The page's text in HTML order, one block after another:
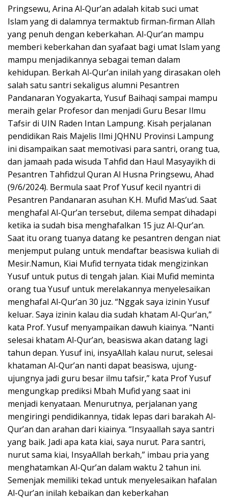
Pringsewu, Arina Al-Qur’an adalah kitab suci umat
Islam yang di dalamnya termaktub firman-firman Allah
yang penuh dengan keberkahan. Al-Qur’an mampu
memberi keberkahan dan syafaat bagi umat Islam yang
mampu menjadikannya sebagai teman dalam
kehidupan. Berkah Al-Qur’an inilah yang dirasakan oleh
salah satu santri sekaligus alumni Pesantren
Pandanaran Yogyakarta, Yusuf Baihaqi sampai mampu
meraih gelar Profesor dan menjadi Guru Besar Ilmu
Tafsir di UIN Raden Intan Lampung. Kisah perjalanan
pendidikan Rais Majelis Ilmi JQHNU Provinsi Lampung
ini disampaikan saat memotivasi para santri, orang tua,
dan jamaah pada wisuda Tahfid dan Haul Masyayikh di
Pesantren Tahfidzul Quran Al Husna Pringsewu, Ahad
(9/6/2024). Bermula saat Prof Yusuf kecil nyantri di
Pesantren Pandanaran asuhan K.H. Mufid Mas’ud. Saat
menghafal Al-Qur’an tersebut, dilema sempat dihadapi
ketika ia sudah bisa menghafalkan 15 juz Al-Qur’an.
Saat itu orang tuanya datang ke pesantren dengan niat
menjemput pulang untuk mendaftar beasiswa kuliah di
Mesir.Namun, Kiai Mufid ternyata tidak mengizinkan
Yusuf untuk putus di tengah jalan. Kiai Mufid meminta
orang tua Yusuf untuk merelakannya menyelesaikan
menghafal Al-Qur’an 30 juz. “Nggak saya izinin Yusuf
keluar. Saya izinin kalau dia sudah khatam Al-Qur’an,”
kata Prof. Yusuf menyampaikan dawuh kiainya. “Nanti
selesai khatam Al-Qur’an, beasiswa akan datang lagi
tahun depan. Yusuf ini, insyaAllah kalau nurut, selesai
khataman Al-Qur’an nanti dapat beasiswa, ujung-
ujungnya jadi guru besar ilmu tafsir,” kata Prof Yusuf
mengungkap prediksi Mbah Mufid yang saat ini
menjadi kenyataan. Menurutnya, perjalanan yang
mengiringi pendidikannya, tidak lepas dari barakah Al-
Qur’an dan arahan dari kiainya. “Insyaallah saya santri
yang baik. Jadi apa kata kiai, saya nurut. Para santri,
nurut sama kiai, InsyaAllah berkah,” imbau pria yang
menghatamkan Al-Qur’an dalam waktu 2 tahun ini.
Semenjak memiliki tekad untuk menyelesaikan hafalan
Al-Qur’an inilah kebaikan dan keberkahan